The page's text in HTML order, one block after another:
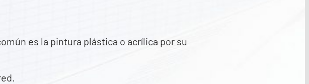
es la pintura plástica o acrílica por su